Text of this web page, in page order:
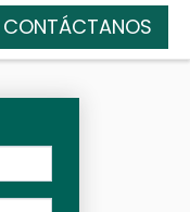
CONTÁCTANOS